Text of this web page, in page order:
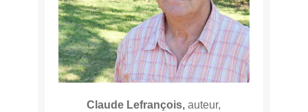
Claude Lefrançois,auteur,